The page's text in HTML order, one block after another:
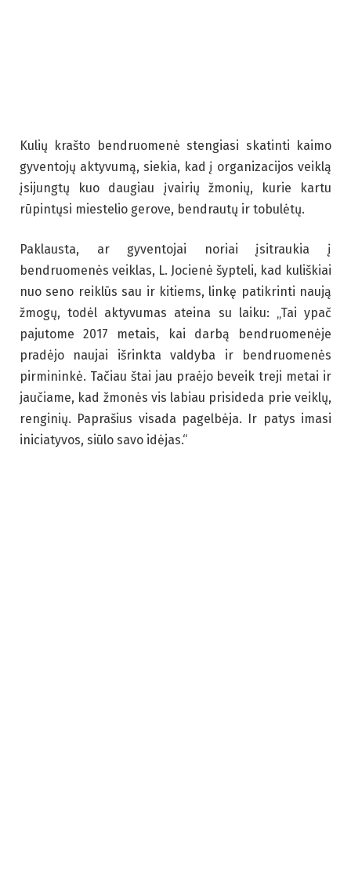
Kulių krašto bendruomenė stengiasi skatinti kaimo
gyventojų aktyvumą, siekia, kad į organizacijos veiklą
įsijungtų kuo daugiau įvairių žmonių, kurie kartu
rūpintųsi miestelio gerove, bendrautų ir tobulėtų.
Paklausta, ar gyventojai noriai įsitraukia į
bendruomenės veiklas, L. Jocienė šypteli, kad kuliškiai
nuo seno reiklūs sau ir kitiems, linkę patikrinti naują
žmogų, todėl aktyvumas ateina su laiku: „Tai ypač
pajutome 2017 metais, kai darbą bendruomenėje
pradėjo naujai išrinkta valdyba ir bendruomenės
pirmininkė. Tačiau štai jau praėjo beveik treji metai ir
jaučiame, kad žmonės vis labiau prisideda prie veiklų,
renginių. Paprašius visada pagelbėja. Ir patys imasi
iniciatyvos, siūlo savo idėjas.“